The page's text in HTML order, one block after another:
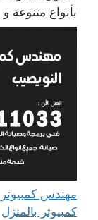
بأنواع متنوعة
كمبيوتر بالمنزل